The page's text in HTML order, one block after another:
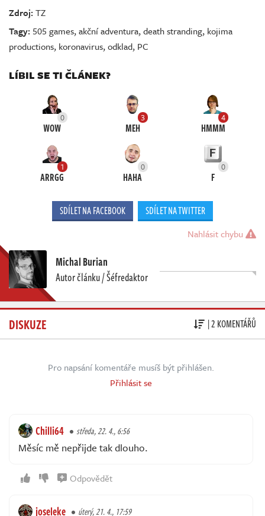
Zdroj:TZ
Tagy: 505 games,akční adventura,death stranding, kojima
productions, koronavirus,odklad, PC
LÍBIL SE TI ČLÁNEK?
0
WOW
3
MEH
4
HMMM
1
ARRGG
0
HAHA
0
F
SDÍLET NA FACEBOOK SDÍLET NA TWITTER
Nahlásit chybu
Michal Burian
Autor článku / Šéfredaktor
DISKUZE | 2 KOMENTÁŘŮ
Pro napsání komentáře musíš být přihlášen.
Přihlásit se
Chilli64 středa, 22. 4., 6:56
Měsíc mě nepřijde tak dlouho.
Odpovědět
joseleke úterý, 21. 4., 17:59